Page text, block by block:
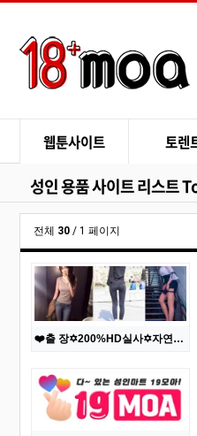
웹툰사이트 토렌
성인 용품 사이트 리스트
전체 30 / 1 페이지
❤️출 장✡️200%HD실사✡️자연산↘슬림↗가슴✅실물초이스✅핵와꾸 언니들✅무한질싸✅❤️█▓서비스 200%보장